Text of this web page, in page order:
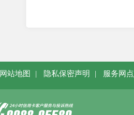
网站地图 | 隐私保密声明 | 服务网点